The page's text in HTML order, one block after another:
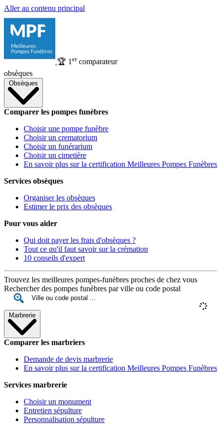
Aller au contenu principal
🏆 1 ercomparateur
obsèques
Obsèques
Comparer les pompes funèbres
Choisir une pompe funèbre
Choisir un crematorium
Choisir un funérarium
Choisir un cimetière
En savoir plus sur la certification Meilleures Pompes Funèbres
Services obsèques
Organiser les obsèques
Estimer le prix des obsèques
Pour vous aider
Qui doit payer les frais d'obsèques ?
Tout ce qu'il faut savoir sur la crémation
10 conseils d'expert
Trouvez les meilleures pompes-funèbres proches de chez vous
Rechercher des pompes funèbres par ville ou code postal
Marbrerie
Comparer les marbriers
Demande de devis marbrerie
En savoir plus sur la certification Meilleures Pompes Funèbres
Services marbrerie
Choisir un monument
Entretien sépulture
Personnalisation sépulture